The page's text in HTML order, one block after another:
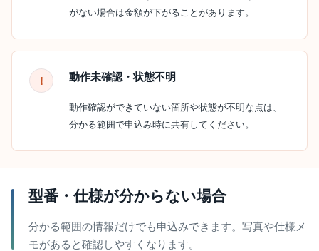
がない場合は金額が下がることがあります。
動作未確認・状態不明
動作確認ができていない箇所や状態が不明な点は、
分かる範囲で申込み時に共有してください。
型番・仕様が分からない場合
分かる範囲の情報だけでも申込みできます。写真や仕様メ
モがあると確認しやすくなります。